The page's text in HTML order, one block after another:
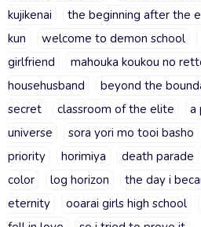
kujikenai
the beginning after the
kun
welcome to demon school
girlfriend
mahouka koukou no
househusband
beyond the
secret
classroom of the elite
a
universe
sora yori mo tooi basho
priority
horimiya death parade
color
log horizon the day i
eternity
ooarai girls high school